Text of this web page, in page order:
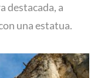
destacada, a
una estatua.